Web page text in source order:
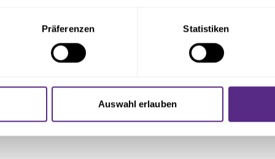
nach bestimmten Merkmalen (Fingerprinting)
Ihre persönlichen Daten verarbeitet werden, und legen Sie
und Anzeigen zu personalisieren, Funktionen für soziale
zu analysieren. Außerdem geben wir Informationen zu
Präferenzen Statistiken
Auswahl erlauben